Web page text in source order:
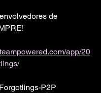
de
app/20
P2P